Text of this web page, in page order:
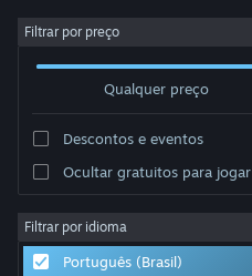
Iniciar sessão
Sobre
Filtrar por preço
Qualquer preço
Descontos e eventos
Ocultar gratuitos para jogar
Filtrar por idioma
Português (Brasil)
Desenvolvedor: Novelab
Ordenar por Relevância